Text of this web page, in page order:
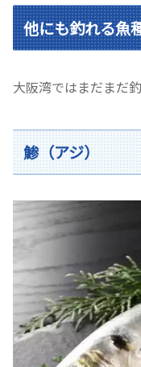
他にも釣れる魚
大阪湾ではまだまだ
鯵（アジ）